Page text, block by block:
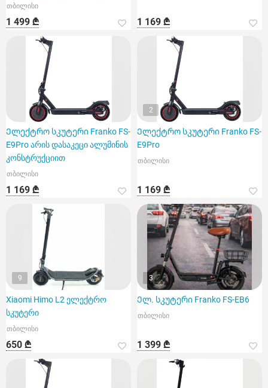
თბილისი
1 499 ₾ 1 169 ₾
Ელექტრო სკუტერი Franko FS-
E9Pro არის დასაკეცი ალუმინის
კონსტრუქციით
თბილისი
1 169 ₾
2
Ელექტრო სკუტერი Franko FS-
E9Pro
თბილისი
1 169 ₾
9
Xiaomi Himo L2 ელექტრო
სკუტერი
თბილისი
650 ₾
3
Ელ. სკუტერი Franko FS-EB6
თბილისი
1 399 ₾